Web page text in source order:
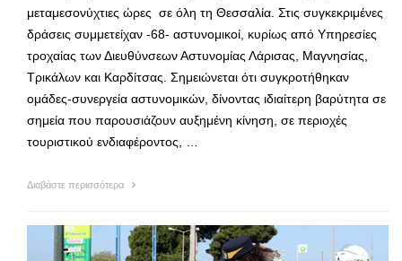
μεταμεσονύχτιες ώρες σε όλη τη Θεσσαλία. Στις συγκεκριμένες
δράσεις συμμετείχαν -68- αστυνομικοί, κυρίως από Υπηρεσίες
τροχαίας των Διευθύνσεων Αστυνομίας Λάρισας, Μαγνησίας,
Τρικάλων και Καρδίτσας. Σημειώνεται ότι συγκροτήθηκαν
ομάδες-συνεργεία αστυνομικών, δίνοντας ιδιαίτερη βαρύτητα σε
σημεία που παρουσιάζουν αυξημένη κίνηση, σε περιοχές
τουριστικού ενδιαφέροντος, …
Διαβάστε περισσότερα